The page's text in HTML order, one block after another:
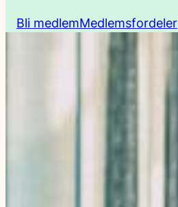
Bli medlemMedlemsfordeler